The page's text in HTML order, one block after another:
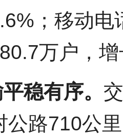
；移动
万户，
稳有序。
公路710公